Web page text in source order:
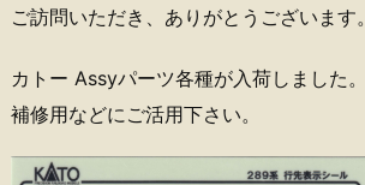
ご訪問いただき、ありがとうございます。
カトー Assyパーツ各種が入荷しました。
補修用などにご活用下さい。